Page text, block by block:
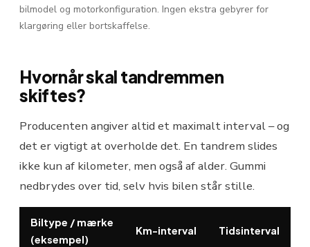
bilmodel og motorkonfiguration. Ingen ekstra gebyrer for
klargøring eller bortskaffelse.
Hvornår skal tandremmen
skiftes?
Producenten angiver altid et maximalt interval – og
det er vigtigt at overholde det. En tandrem slides
ikke kun af kilometer, men også af alder. Gummi
nedbrydes over tid, selv hvis bilen står stille.
Biltype / mærke
(eksempel)
Km-interval Tidsinterval